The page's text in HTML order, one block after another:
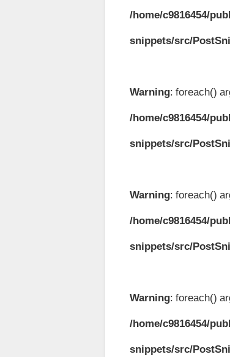
/home/c9816454/
snippets/src/
Warning: foreach()
/home/c9816454/
snippets/src/
Warning: foreach()
/home/c9816454/
snippets/src/
Warning: foreach()
/home/c9816454/
snippets/src/